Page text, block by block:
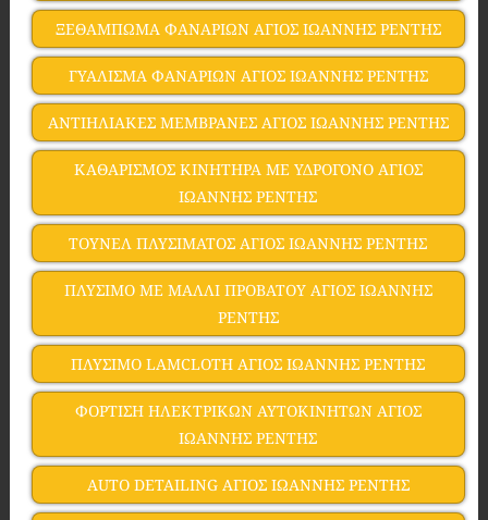
ΞΕΘΑΜΠΩΜΑ ΦΑΝΑΡΙΩΝ ΑΓΙΟΣ ΙΩΑΝΝΗΣ ΡΕΝΤΗΣ
ΓΥΑΛΙΣΜΑ ΦΑΝΑΡΙΩΝ ΑΓΙΟΣ ΙΩΑΝΝΗΣ ΡΕΝΤΗΣ
ΑΝΤΙΗΛΙΑΚΕΣ ΜΕΜΒΡΑΝΕΣ ΑΓΙΟΣ ΙΩΑΝΝΗΣ ΡΕΝΤΗΣ
ΚΑΘΑΡΙΣΜΟΣ ΚΙΝΗΤΗΡΑ ΜΕ ΥΔΡΟΓΟΝΟ ΑΓΙΟΣ
ΙΩΑΝΝΗΣ ΡΕΝΤΗΣ
ΤΟΥΝΕΛ ΠΛΥΣΙΜΑΤΟΣ ΑΓΙΟΣ ΙΩΑΝΝΗΣ ΡΕΝΤΗΣ
ΠΛΥΣΙΜΟ ΜΕ ΜΑΛΛΙ ΠΡΟΒΑΤΟΥ ΑΓΙΟΣ ΙΩΑΝΝΗΣ
ΡΕΝΤΗΣ
ΠΛΥΣΙΜΟ LAMCLOTH ΑΓΙΟΣ ΙΩΑΝΝΗΣ ΡΕΝΤΗΣ
ΦΟΡΤΙΣΗ ΗΛΕΚΤΡΙΚΩΝ ΑΥΤΟΚΙΝΗΤΩΝ ΑΓΙΟΣ
ΙΩΑΝΝΗΣ ΡΕΝΤΗΣ
AUTO DETAILING ΑΓΙΟΣ ΙΩΑΝΝΗΣ ΡΕΝΤΗΣ